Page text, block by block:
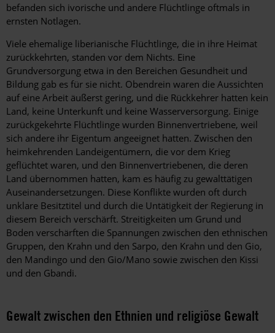
befanden sich ivorische und andere Flüchtlinge oftmals in
ernsten Notlagen.
Viele ehemalige liberianische Flüchtlinge, die in ihre Heimat
zurückkehrten, standen vor dem Nichts. Eine
Grundversorgung etwa in den Bereichen Gesundheit und
Bildung gab es für sie nicht. Obendrein waren die Aussichten
auf eine Arbeit äußerst gering, und die Rückkehrer hatten kein
Land, keine Unterkunft und keine Wasserversorgung. Einige
zurückgekehrte Flüchtlinge wurden Binnenvertriebene, weil
sich andere ihr Eigentum angeeignet hatten. Zwischen den
heimkehrenden Landeigentümern, die vor dem Krieg
geflüchtet waren, und den Binnenvertriebenen, die deren
Land übernommen hatten, kam es häufig zu gewalttätigen
Auseinandersetzungen. Diese Konflikte wurden oft durch
unklare Besitztitel und durch die Untätigkeit der Regierung in
diesem Bereich verschärft. Streitigkeiten um Grund und
Boden verschärften die Spannungen zwischen den ethnischen
Gruppen, den Krahn und den Sarpo, den Krahn und den Gio,
den Mandingo und den Gio/Mano sowie zwischen den Kissi
und den Gbandi.
Gewalt zwischen den Ethnien und religiöse Gewalt